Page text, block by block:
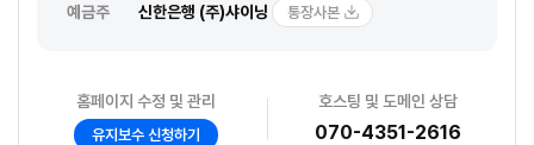
예금주 신한은행 (주)샤이닝 통장사본
홈페이지 수정 및 관리
유지보수 신청하기
호스팅 및 도메인 상담
070-4351-2616